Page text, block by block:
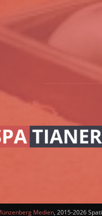
Medien, 2015-2026